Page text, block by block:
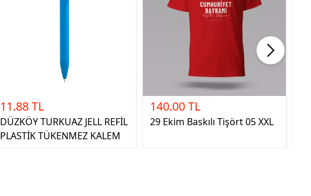
11.88 TL
DÜZKÖY TURKUAZ JELL REFİL
PLASTİK TÜKENMEZ KALEM
140.00 TL
29 Ekim Baskılı Tişört 05 XXL